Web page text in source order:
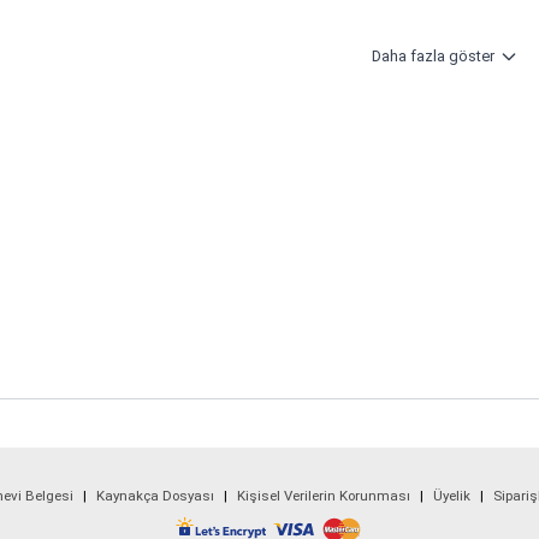
Daha fazla göster
Belgesi | Kaynakça Dosyası | Kişisel Verilerin Korunması | Üyelik |